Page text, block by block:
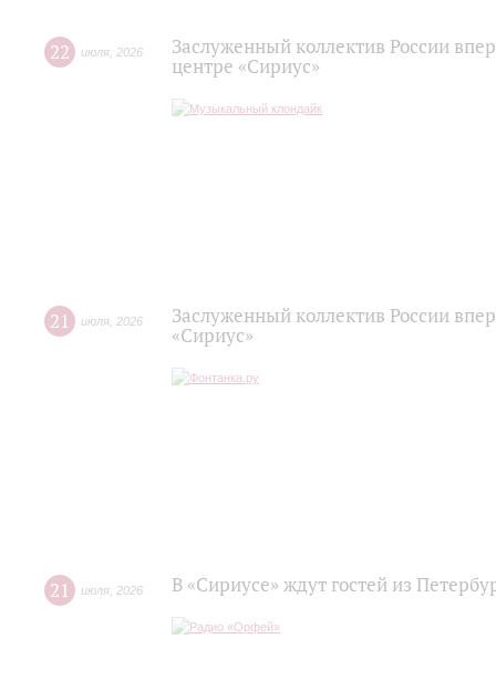
22 июля 2026
Заслуженный коллектив России
центре «Сириус»
21 июля 2026
Заслуженный коллектив России
«Сириус»
21 июля 2026 В «Сириусе» ждут гостей из